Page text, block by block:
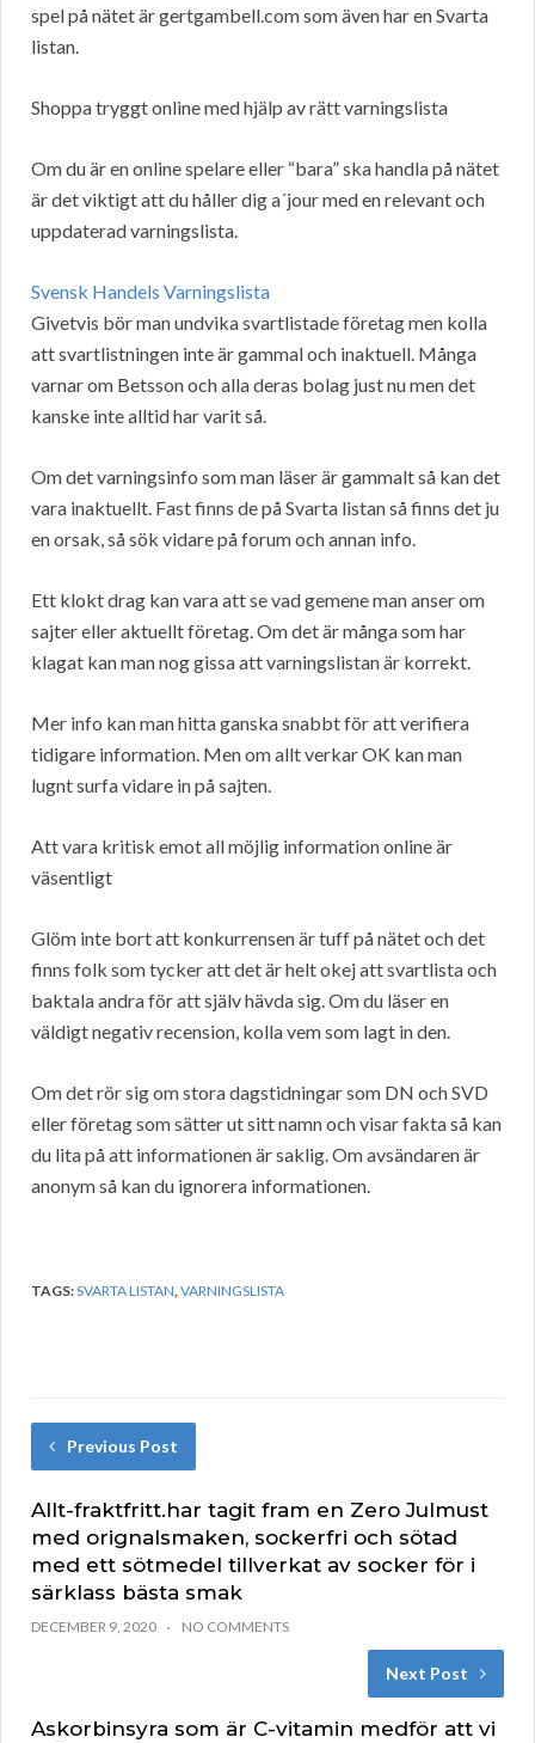
spel på nätet är gertgambell.com som även har en Svarta
listan.
Shoppa tryggt online med hjälp av rätt varningslista
Om du är en online spelare eller “bara” ska handla på nätet
är det viktigt att du håller dig a´jour med en relevant och
uppdaterad varningslista.
Svensk Handels Varningslista
Givetvis bör man undvika svartlistade företag men kolla
att svartlistningen inte är gammal och inaktuell. Många
varnar om Betsson och alla deras bolag just nu men det
kanske inte alltid har varit så.
Om det varningsinfo som man läser är gammalt så kan det
vara inaktuellt. Fast finns de på Svarta listan så finns det ju
en orsak, så sök vidare på forum och annan info.
Ett klokt drag kan vara att se vad gemene man anser om
sajter eller aktuellt företag. Om det är många som har
klagat kan man nog gissa att varningslistan är korrekt.
Mer info kan man hitta ganska snabbt för att verifiera
tidigare information. Men om allt verkar OK kan man
lugnt surfa vidare in på sajten.
Att vara kritisk emot all möjlig information online är
väsentligt
Glöm inte bort att konkurrensen är tuff på nätet och det
finns folk som tycker att det är helt okej att svartlista och
baktala andra för att själv hävda sig. Om du läser en
väldigt negativ recension, kolla vem som lagt in den.
Om det rör sig om stora dagstidningar som DN och SVD
eller företag som sätter ut sitt namn och visar fakta så kan
du lita på att informationen är saklig. Om avsändaren är
anonym så kan du ignorera informationen.
TAGS:SVARTA LISTAN,VARNINGSLISTA
Previous Post
Allt-fraktfritt.har tagit fram en Zero Julmust
med orignalsmaken, sockerfri och sötad
med ett sötmedel tillverkat av socker för i
särklass bästa smak
DECEMBER 9, 2020 NO COMMENTS
Next Post
Askorbinsyra som är C-vitamin medför att vi